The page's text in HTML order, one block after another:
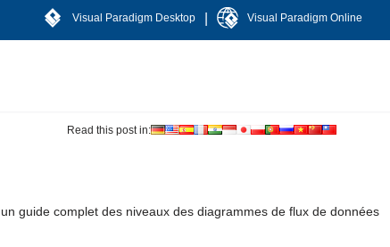
Visual Paradigm Desktop Visual Paradigm Online
Read this post in:
guide complet des niveaux des diagrammes de flux de données